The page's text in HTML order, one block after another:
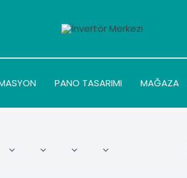
PANO TASARIMI MAĞAZA